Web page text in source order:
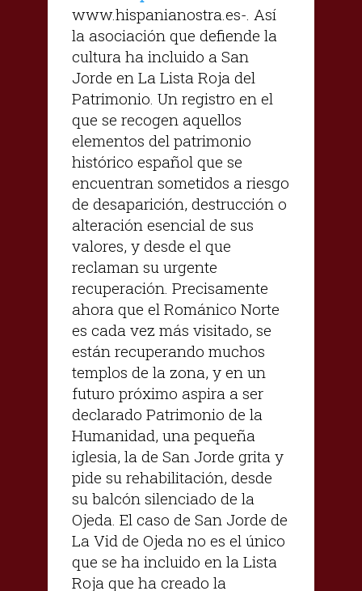
www.hispanianostra.es-. Así
la asociación que defiende la
cultura ha incluido a San
Jorde en La Lista Roja del
Patrimonio. Un registro en el
que se recogen aquellos
elementos del patrimonio
histórico español que se
encuentran sometidos a riesgo
de desaparición, destrucción o
alteración esencial de sus
valores, y desde el que
reclaman su urgente
recuperación. Precisamente
ahora que el Románico Norte
es cada vez más visitado, se
están recuperando muchos
templos de la zona, y en un
futuro próximo aspira a ser
declarado Patrimonio de la
Humanidad, una pequeña
iglesia, la de San Jorde grita y
pide su rehabilitación, desde
su balcón silenciado de la
Ojeda. El caso de San Jorde de
La Vid de Ojeda no es el único
que se ha incluido en la Lista
Roja que ha creado la